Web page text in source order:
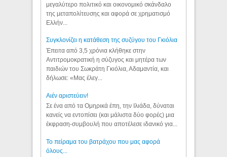
μεγαλύτερο πολιτικό και οικονομικό σκάνδαλο
της μεταπολίτευσης και αφορά σε χρηματισμό
Ελλήν...
Συγκλονίζει η κατάθεση της συζύγου του Γκιόλια
Έπειτα από 3,5 χρόνια κλήθηκε στην
Αντιτρομοκρατική η σύζυγος και μητέρα των
παιδιών του Σωκράτη Γκιόλια, Αδαμαντία, και
δήλωσε: «Μας έλεγ...
Aιέν αριστεύειν!
Σε ένα από τα Ομηρικά έπη, την Ιλιάδα, δύναται
κανείς να εντοπίσει (και μάλιστα δύο φορές) μια
έκφραση-συμβουλή που αποτέλεσε ιδανικό για...
Το πείραμα του βατράχου που μας αφορά
όλους...